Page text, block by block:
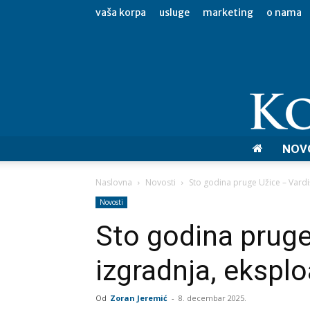
vaša korpa usluge marketing o nama
Naslovna Novosti Sto godina pruge Užice –
Novosti
Sto godina
izgradnja,
Od Zoran Jeremić - 8. decembar 2025.